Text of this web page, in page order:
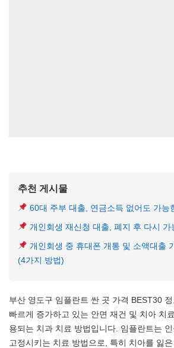
추천 게시물
60대 주부 대출, 연금소득 없어도 가능
개인회생 재신청 대출, 폐지 후 다시 가
개인회생 중 휴대폰 개통 및 소액대출
(4가지 방법)
부산 영도구 임플란트 싼 곳 가격 BEST30
빠르게 증가하고 있는 안면 재건 및 치아 치
용되는 치과 치료 방법입니다. 임플란트는
고정시키는 치료 방법으로, 특히 치아를 잃